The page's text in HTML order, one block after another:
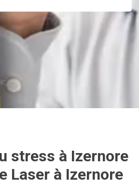
stress à Izernore
Laser à Izernore